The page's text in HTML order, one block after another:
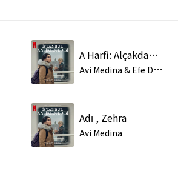
A Harfi: Alçakdam Yokuşu
A
vi Medina & Efe Demiral
Adı , Zehra
Avi Medina